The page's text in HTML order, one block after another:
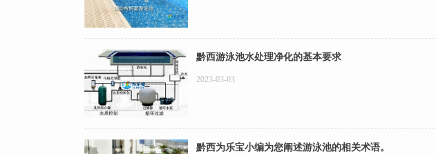
黔西游泳池水处理净化的基本要求
2023-03-03
黔西为乐宝小编为您阐述游泳池的相关术语。